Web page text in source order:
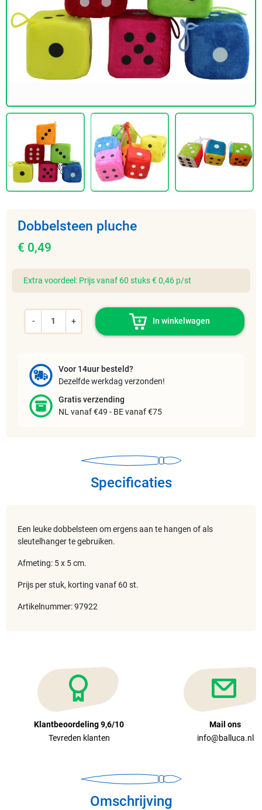
Dobbelsteen pluche
€ 0,49
Extra voordeel: Prijs vanaf 60 stuks € 0,46 p/st
- + In winkelwagen
Voor 14uur besteld?
Dezelfde werkdag verzonden!
Gratis verzending
NL vanaf €49 - BE vanaf €75
Specificaties
Een leuke dobbelsteen om ergens aan te hangen of als
sleutelhanger te gebruiken.
Afmeting: 5 x 5 cm.
Prijs per stuk, korting vanaf 60 st.
Artikelnummer: 97922
Klantbeoordeling 9,6/10
Tevreden klanten
Mail ons
info@balluca.nl
Omschrijving